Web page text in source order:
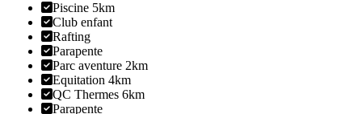
Piscine 5km
Club enfant
Rafting
Parapente
Parc aventure 2km
Equitation 4km
QC Thermes 6km
Parapente